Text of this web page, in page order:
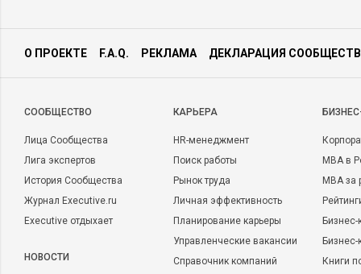
О ПРОЕКТЕ F.A.Q. РЕКЛАМА ДЕКЛАРАЦИЯ
CООБЩЕСТВО
Лица Сообщества
Лига экспертов
История Сообщества
Журнал Executive.ru
Executive отдыхает
НОВОСТИ
КАРЬЕРА
HR-менеджмент
Поиск работы
Рынок труда
Личная эффективность
Планирование карьеры
Управленческие вакансии
Справочник компаний
MBA в
MBA
Бизнес-
Книги